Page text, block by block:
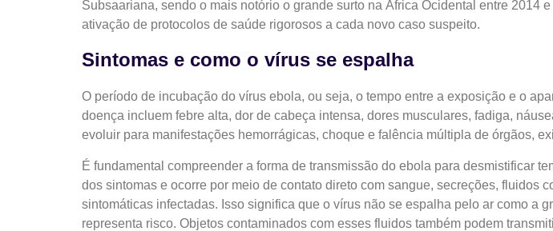
Subsaariana, sendo o mais notório o grande surto na África Ocidental entre 2014
ativação de protocolos de saúde rigorosos a cada novo caso suspeito.
Sintomas e como o vírus se espalha
O período de incubação do vírus ebola, ou seja, o tempo entre a exposição e o
doença incluem febre alta, dor de cabeça intensa, dores musculares, fadiga,
evoluir para manifestações hemorrágicas, choque e falência múltipla de órgãos,
É fundamental compreender a forma de transmissão do ebola para desmistificar
dos sintomas e ocorre por meio de contato direto com sangue, secreções, fluidos
sintomáticas infectadas. Isso significa que o vírus não se espalha pelo ar como a
representa risco. Objetos contaminados com esses fluidos também podem